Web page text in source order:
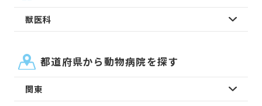
獣医科
都道府県から動物病院を探す
関東